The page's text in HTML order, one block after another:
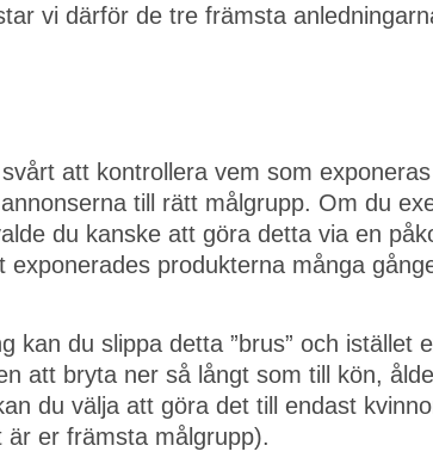
vi därför de tre främsta
att kontrollera vem som
till rätt målgrupp. Om du
du kanske att göra detta via en
produkterna många
kan du slippa detta ”brus” och
att bryta ner så långt som till kön,
du välja att göra det till endast
er främsta målgrupp).